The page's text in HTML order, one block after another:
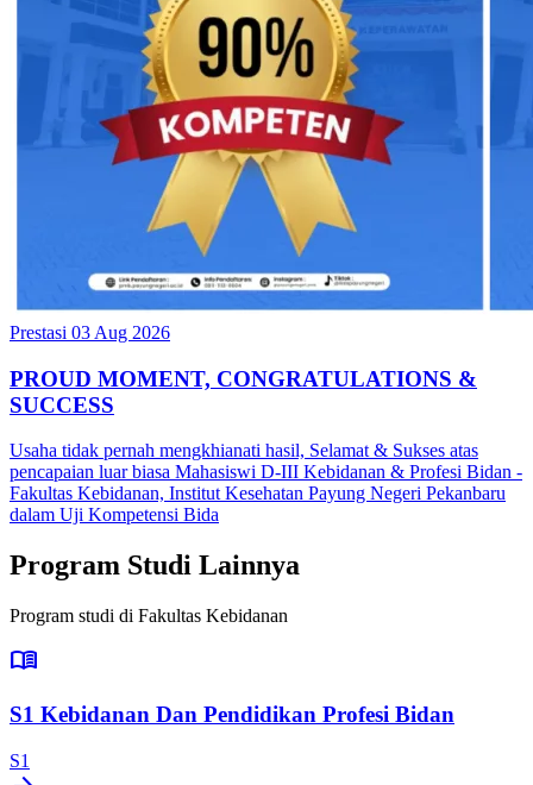
Prestasi 03 Aug 2026
PROUD MOMENT, CONGRATULATIONS &
SUCCESS
Usaha tidak pernah mengkhianati hasil, Selamat & Sukses atas
pencapaian luar biasa Mahasiswi D-III Kebidanan & Profesi Bidan -
Fakultas Kebidanan, Institut Kesehatan Payung Negeri Pekanbaru
dalam Uji Kompetensi Bida
Program Studi Lainnya
Program studi di Fakultas Kebidanan
menu_book
S1 Kebidanan Dan Pendidikan Profesi Bidan
S1